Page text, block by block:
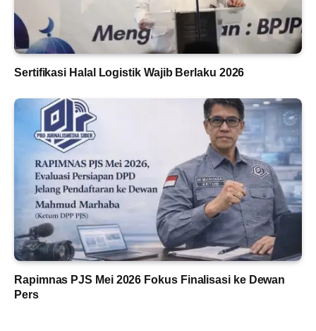
Sertifikasi Halal Logistik Wajib Berlaku 2026
Rapimnas PJS Mei 2026 Fokus Finalisasi ke Dewan
Pers